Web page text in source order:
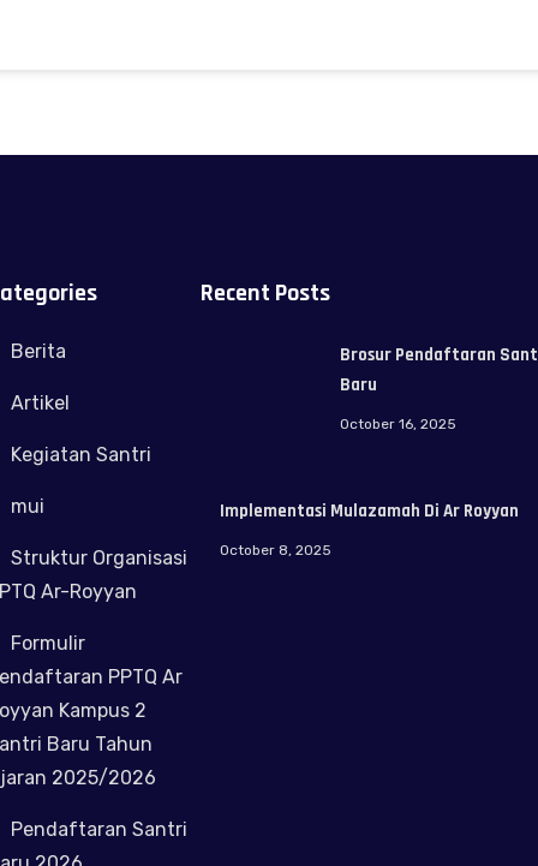
Berita
Artikel
Kegiatan Santri
mui
Struktur Organisasi
Ar-Royyan
Formulir
PPTQ Ar
Kampus 2
Baru Tahun
2025/2026
Pendaftaran Santri
Recent Posts
Brosur Pendaftaran
Baru
October 16, 2025
Implementasi Mulazamah Di Ar Royyan
October 8, 2025